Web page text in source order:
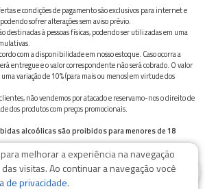
e condições de pagamento são exclusivos para internet e
sofrer alterações sem aviso prévio.
destinadas à pessoas físicas, podendo ser utilizadas em uma
com a disponibilidade em nosso estoque. Caso ocorra a
entregue e o valor correspondente não será cobrado. O valor
variação de 10% (para mais ou menos) em virtude dos
não vendemos por atacado e reservamo-nos o direito de
dos produtos com preços promocionais.
alcoólicas são proibidos para menores de 18
química e, em excesso, provoca graves males à saúde.
melhorar a experiência na navegação
visitas. Ao continuar a navegação você
de privacidade.